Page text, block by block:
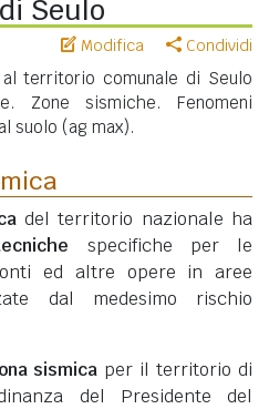
Seulo
Modifica Condividi
territorio comunale di Seulo
Zone sismiche. Fenomeni
suolo (ag max).
del territorio nazionale ha
specifiche per le
ed altre opere in aree
dal medesimo rischio
sismica per il territorio di
del Presidente del